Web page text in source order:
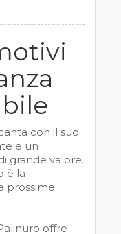
con il suo
e un
grande valore.
è la
prossime
offre